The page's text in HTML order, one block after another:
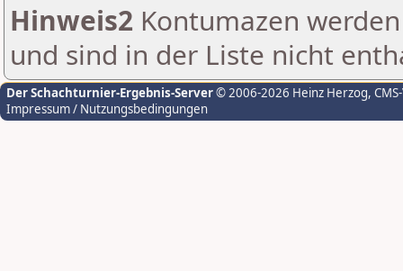
Hinweis2 Kontumazen
und sind in der Liste nicht
Der Schachturnier-Ergebnis-Server© 2006-2026 Heinz Herzog,
Impressum / Nutzungsbedingungen